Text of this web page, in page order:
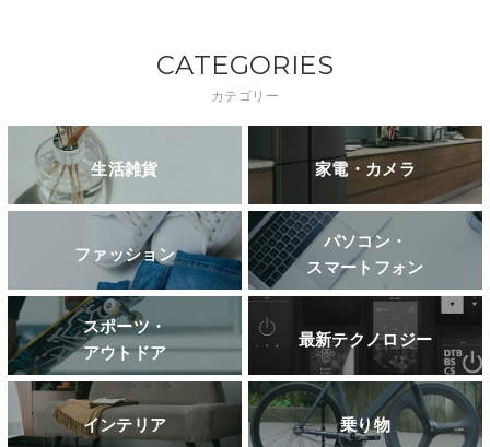
CATEGORIES
カテゴリー
生活雑貨 家電・カメラ
ファッション
パソコン・
スマートフォン
スポーツ・
アウトドア
最新テクノロジー
インテリア 乗り物